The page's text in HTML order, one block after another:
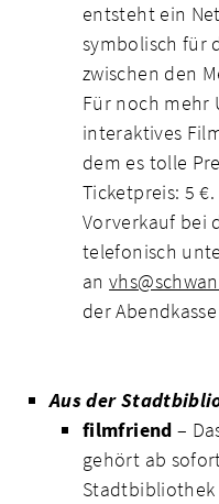
entsteht ein
symbolisch für
zwischen den
Für noch mehr
interaktives
dem es tolle
Ticketpreis: 5
Vorverkauf bei
telefonisch
an
der
Aus der
filmfriend –
gehört ab